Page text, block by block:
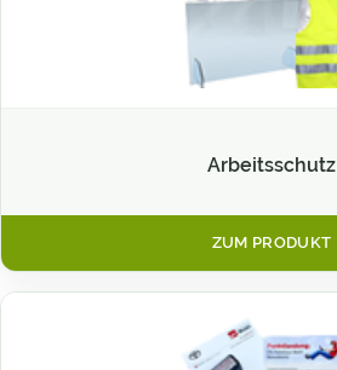
Arbeitsschutz
ZUM PRODUKT